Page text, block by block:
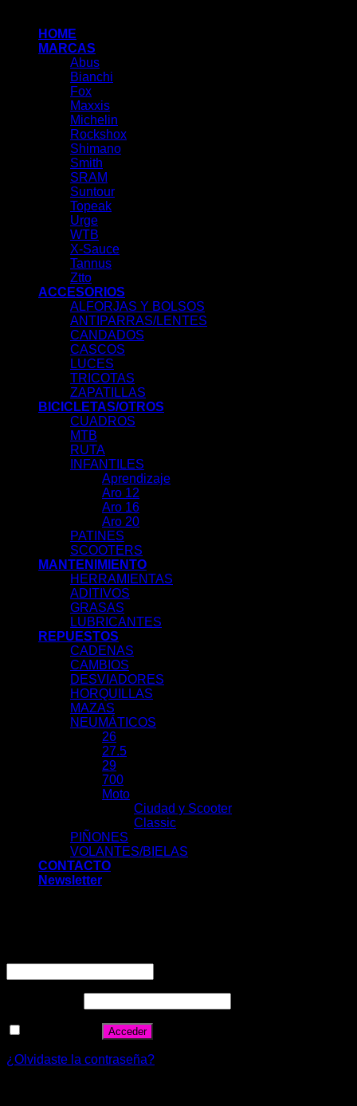
HOME
MARCAS
Abus
Bianchi
Fox
Maxxis
Michelin
Rockshox
Shimano
Smith
SRAM
Suntour
Topeak
Urge
WTB
X-Sauce
Tannus
Ztto
ACCESORIOS
ALFORJAS Y BOLSOS
ANTIPARRAS/LENTES
CANDADOS
CASCOS
LUCES
TRICOTAS
ZAPATILLAS
BICICLETAS/OTROS
CUADROS
MTB
RUTA
INFANTILES
Aprendizaje
Aro 12
Aro 16
Aro 20
PATINES
SCOOTERS
MANTENIMIENTO
HERRAMIENTAS
ADITIVOS
GRASAS
LUBRICANTES
REPUESTOS
CADENAS
CAMBIOS
DESVIADORES
HORQUILLAS
MAZAS
NEUMÁTICOS
26
27.5
29
700
Moto
Ciudad y Scooter
Classic
PIÑONES
VOLANTES/BIELAS
CONTACTO
Newsletter
Acceder
¿Olvidaste la contraseña?